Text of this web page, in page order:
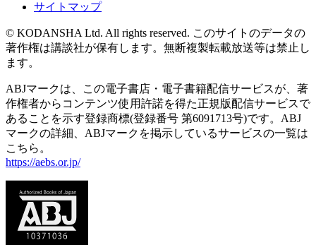
サイトマップ
© KODANSHA Ltd. All rights reserved. このサイトのデータの
著作権は講談社が保有します。無断複製転載放送等は禁止し
ます。
ABJマークは、この電子書店・電子書籍配信サービスが、著
作権者からコンテンツ使用許諾を得た正規版配信サービスで
あることを示す登録商標(登録番号 第6091713号)です。ABJ
マークの詳細、ABJマークを掲示しているサービスの一覧は
こちら。
https://aebs.or.jp/